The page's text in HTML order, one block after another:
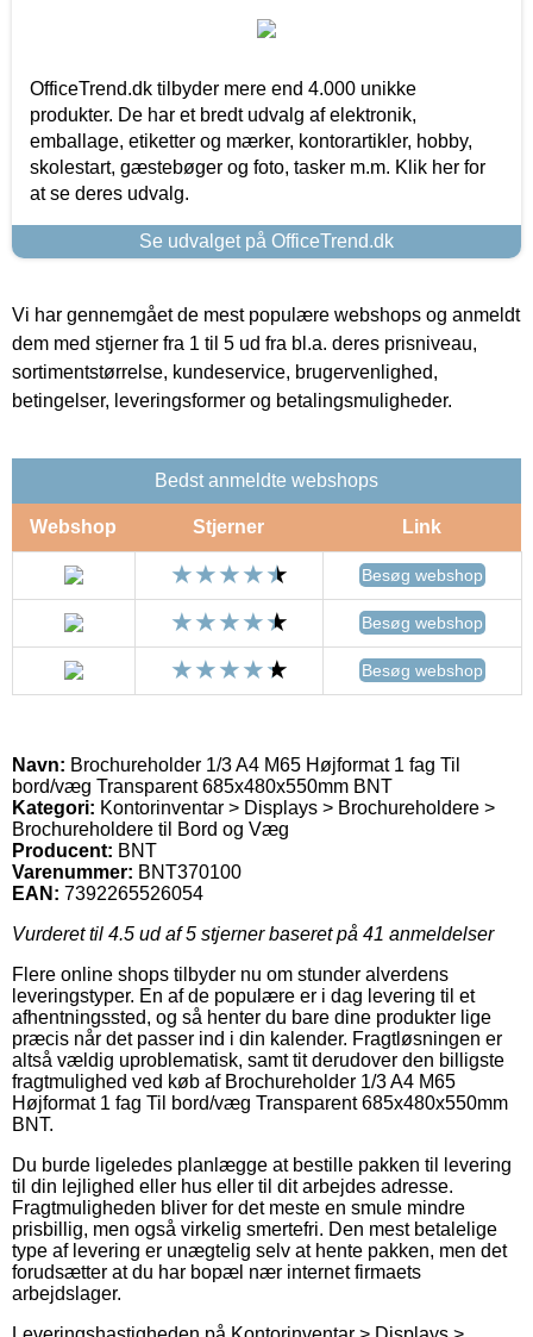
OfficeTrend.dk tilbyder mere end 4.000 unikke
produkter. De har et bredt udvalg af elektronik,
emballage, etiketter og mærker, kontorartikler, hobby,
skolestart, gæstebøger og foto, tasker m.m. Klik her for
at se deres udvalg.
Se udvalget på OfficeTrend.dk
Vi har gennemgået de mest populære webshops og anmeldt
dem med stjerner fra 1 til 5 ud fra bl.a. deres prisniveau,
sortimentstørrelse, kundeservice, brugervenlighed,
betingelser, leveringsformer og betalingsmuligheder.
Bedst anmeldte webshops
Webshop Stjerner Link
Besøg webshop
Besøg webshop
Besøg webshop
Navn: Brochureholder 1/3 A4 M65 Højformat 1 fag Til
bord/væg Transparent 685x480x550mm BNT
Kategori: Kontorinventar > Displays > Brochureholdere >
Brochureholdere til Bord og Væg
Producent: BNT
Varenummer: BNT370100
EAN: 7392265526054
Vurderet til 4.5 ud af 5 stjerner baseret på 41 anmeldelser
Flere online shops tilbyder nu om stunder alverdens
leveringstyper. En af de populære er i dag levering til et
afhentningssted, og så henter du bare dine produkter lige
præcis når det passer ind i din kalender. Fragtløsningen er
altså vældig uproblematisk, samt tit derudover den billigste
fragtmulighed ved køb af Brochureholder 1/3 A4 M65
Højformat 1 fag Til bord/væg Transparent 685x480x550mm
BNT.
Du burde ligeledes planlægge at bestille pakken til levering
til din lejlighed eller hus eller til dit arbejdes adresse.
Fragtmuligheden bliver for det meste en smule mindre
prisbillig, men også virkelig smertefri. Den mest betalelige
type af levering er unægtelig selv at hente pakken, men det
forudsætter at du har bopæl nær internet firmaets
arbejdslager.